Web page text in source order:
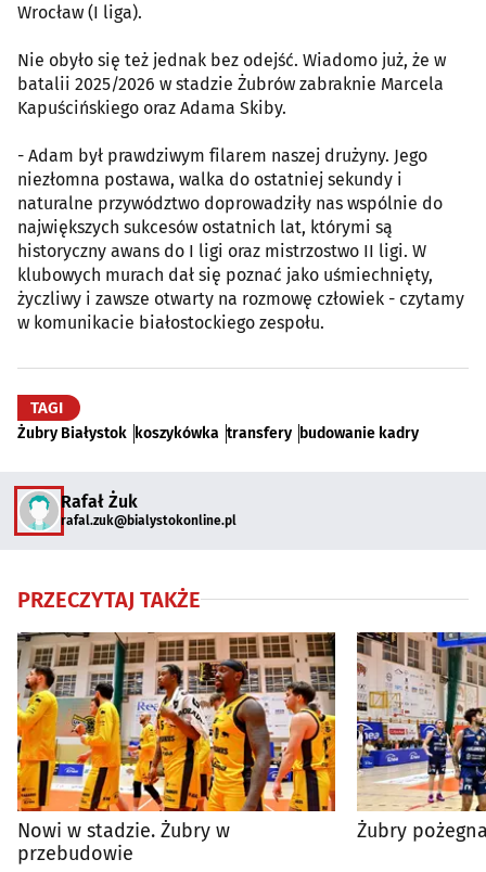
Wrocław (I liga).
Nie obyło się też jednak bez odejść. Wiadomo już, że w
batalii 2025/2026 w stadzie Żubrów zabraknie Marcela
Kapuścińskiego oraz Adama Skiby.
- Adam był prawdziwym filarem naszej drużyny. Jego
niezłomna postawa, walka do ostatniej sekundy i
naturalne przywództwo doprowadziły nas wspólnie do
największych sukcesów ostatnich lat, którymi są
historyczny awans do I ligi oraz mistrzostwo II ligi. W
klubowych murach dał się poznać jako uśmiechnięty,
życzliwy i zawsze otwarty na rozmowę człowiek - czytamy
w komunikacie białostockiego zespołu.
TAGI
Żubry Białystok koszykówka transfery budowanie kadry
Rafał Żuk
rafal.zuk@bialystokonline.pl
PRZECZYTAJ TAKŻE
Nowi w stadzie. Żubry w
przebudowie
Żubry